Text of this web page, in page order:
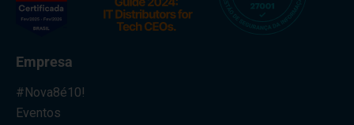
Empresa
#Nova8é10!
Eventos